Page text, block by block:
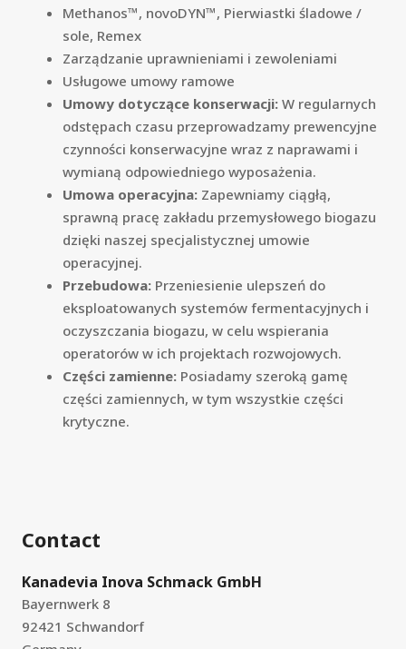
Methanos™, novoDYN™, Pierwiastki śladowe /
sole, Remex
Zarządzanie uprawnieniami i zewoleniami
Usługowe umowy ramowe
Umowy dotyczące konserwacji:W regularnych
odstępach czasu przeprowadzamy prewencyjne
czynności konserwacyjne wraz z naprawami i
wymianą odpowiedniego wyposażenia.
Umowa operacyjna:Zapewniamy ciągłą,
sprawną pracę zakładu przemysłowego biogazu
dzięki naszej specjalistycznej umowie
operacyjnej.
Przebudowa:Przeniesienie ulepszeń do
eksploatowanych systemów fermentacyjnych i
oczyszczania biogazu, w celu wspierania
operatorów w ich projektach rozwojowych.
Części zamienne:Posiadamy szeroką gamę
części zamiennych, w tym wszystkie części
krytyczne.
Contact
Kanadevia Inova Schmack GmbH
Bayernwerk 8
92421 Schwandorf